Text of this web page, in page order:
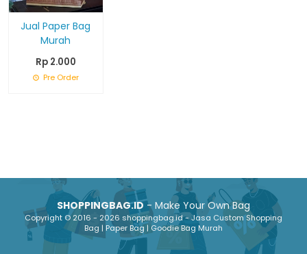
Jual Paper Bag
Murah
Rp 2.000
Pre Order
SHOPPINGBAG.ID- Make Your Own Bag
Copyright © 2016 - 2026 shoppingbag.id - Jasa Custom Shopping
Bag | Paper Bag | Goodie Bag Murah